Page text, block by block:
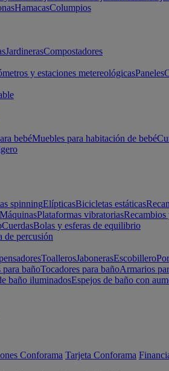
HamacasColumpios
JardinerasCompostadores
y estaciones metereológicasPaneles
bebéMuebles para habitación de bebé
spinningElípticasBicicletas estáticas
MáquinasPlataformas vibratoriasRecambios
CuerdasBolas y esferas de equilibrio
de percusión
ToallerosJabonerasEscobillero
para bañoTocadores para bañoArmarios
baño iluminadosEspejos de baño con
Conforama Tarjeta Conforama